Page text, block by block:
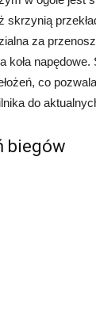
skrzynią
za
koła
co
do
biegów